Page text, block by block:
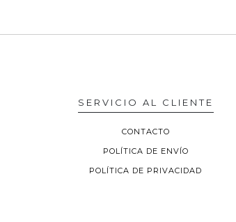
SERVICIO AL CLIENTE
CONTACTO
POLÍTICA DE ENVÍO
POLÍTICA DE PRIVACIDAD